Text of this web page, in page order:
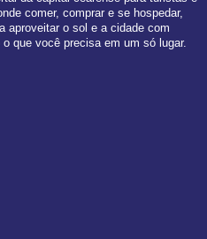
comer, comprar e se hospedar,
aproveitar o sol e a cidade com
que você precisa em um só lugar.